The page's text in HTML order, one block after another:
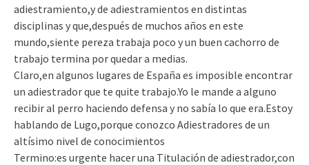
adiestramiento,y de adiestramientos en distintas
disciplinas y que,después de muchos años en este
mundo,siente pereza trabaja poco y un buen cachorro de
trabajo termina por quedar a medias.
Claro,en algunos lugares de España es imposible encontrar
un adiestrador que te quite trabajo.Yo le mande a alguno
recibir al perro haciendo defensa y no sabía lo que era.Estoy
hablando de Lugo,porque conozco Adiestradores de un
altísimo nivel de conocimientos
Termino:es urgente hacer una Titulación de adiestrador,con